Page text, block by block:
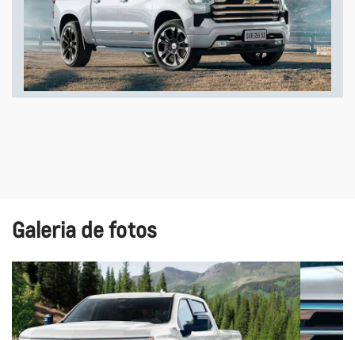
Galeria de fotos